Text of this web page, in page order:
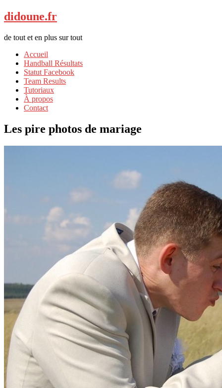
didoune.fr
de tout et en plus sur tout
Accueil
Handball Résultats
Statut Facebook
Team Results
Tutoriaux
À propos
Contact
Les pire photos de mariage